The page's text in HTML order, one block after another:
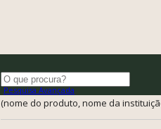
Pesquisa Avançada
(nome do produto, nome da